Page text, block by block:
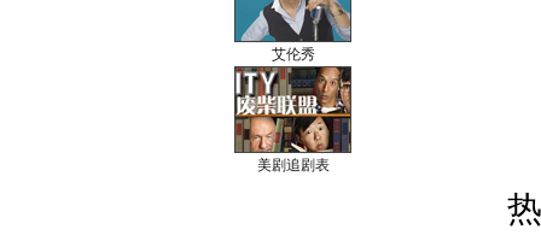
艾伦秀
美剧追剧表